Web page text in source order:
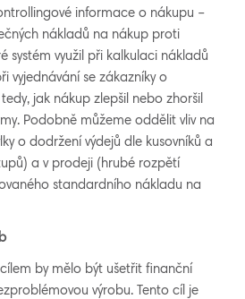
informace o nákupu –
nákladů na nákup proti
systém využil při kalkulaci nákladů
vyjednávání se zákazníky o
jak nákup zlepšil nebo zhoršil
Podobně můžeme oddělit vliv na
o dodržení výdejů dle kusovníků a
a v prodeji (hrubé rozpětí
standardního nákladu na
by mělo být ušetřit finanční
výrobu. Tento cíl je